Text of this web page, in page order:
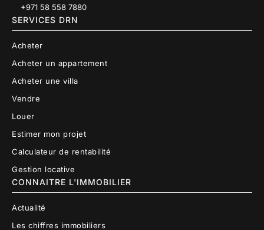
+971 58 558 7880
SERVICES DRN
Acheter
Acheter un appartement
Acheter une villa
Vendre
Louer
Estimer mon projet
Calculateur de rentabilité
Gestion locative
CONNAITRE L'IMMOBILIER
Actualité
Les chiffres immobiliers